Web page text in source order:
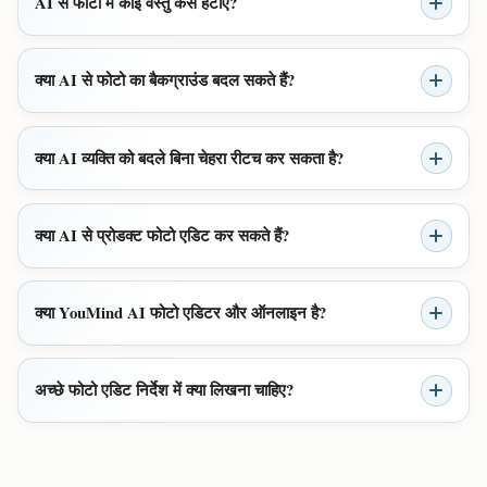
क्या AI से फोटो का बैकग्राउंड बदल सकते हैं?
क्या AI व्यक्ति को बदले बिना चेहरा रीटच कर सकता है?
क्या AI से प्रोडक्ट फोटो एडिट कर सकते हैं?
क्या YouMind AI फोटो एडिटर और ऑनलाइन है?
अच्छे फोटो एडिट निर्देश में क्या लिखना चाहिए?